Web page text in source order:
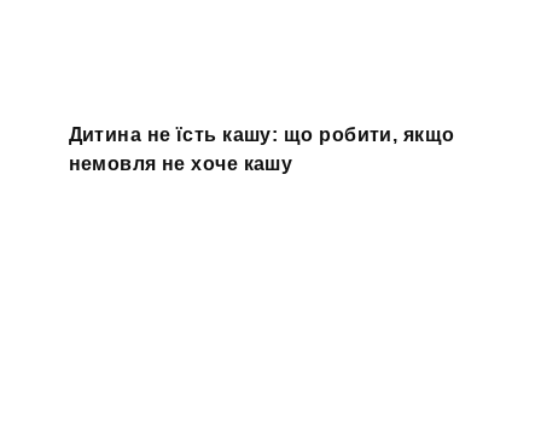
Дитина не їсть кашу: що робити, якщо
немовля не хоче кашу